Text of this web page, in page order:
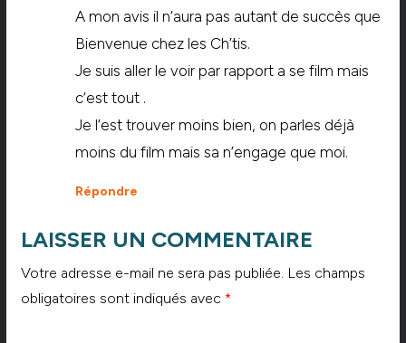
A mon avis il n’aura pas autant de succès que
Bienvenue chez les Ch’tis.
Je suis aller le voir par rapport a se film mais
c’est tout .
Je l’est trouver moins bien, on parles déjà
moins du film mais sa n’engage que moi.
Répondre
LAISSER UN COMMENTAIRE
Votre adresse e-mail ne sera pas publiée. Les champs
obligatoires sont indiqués avec *